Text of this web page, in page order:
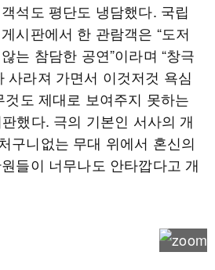
석도 평단도 냉담했다. 국립
시판에서 한 관람객은 “도저
는 참담한 공연”이라며 “창극
사라져 가면서 이것저것 욕심
도 제대로 보여주지 못하는
했다. 극의 기본인 서사의 개
구니없는 무대 위에서 혼신의
들이 너무나도 안타깝다고 개